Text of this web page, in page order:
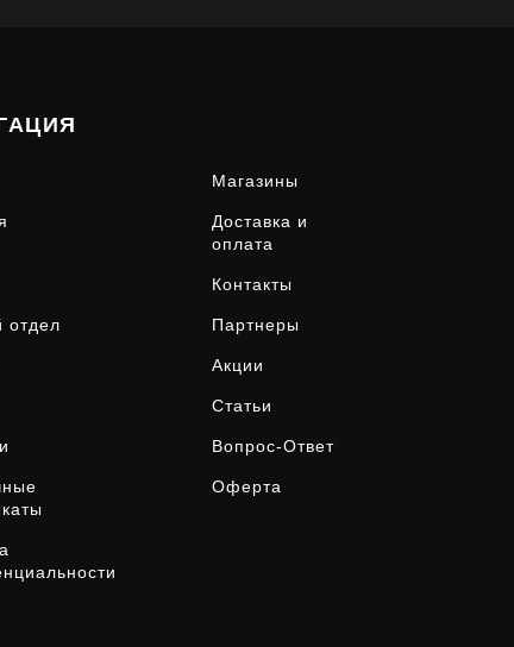
Магазины
Доставка и
оплата
Контакты
отдел Партнеры
Акции
Статьи
Вопрос-Ответ
Оферта